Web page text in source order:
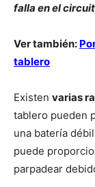
falla en el
Ver también:
tablero
Existen varias
tablero pueden
una batería
puede
parpadear